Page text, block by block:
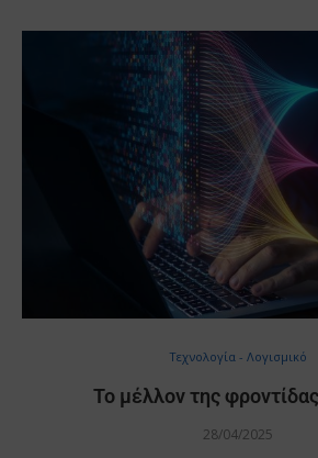
Τεχνολογία - Λογισμικό
Το μέλλον της
28/04/2025